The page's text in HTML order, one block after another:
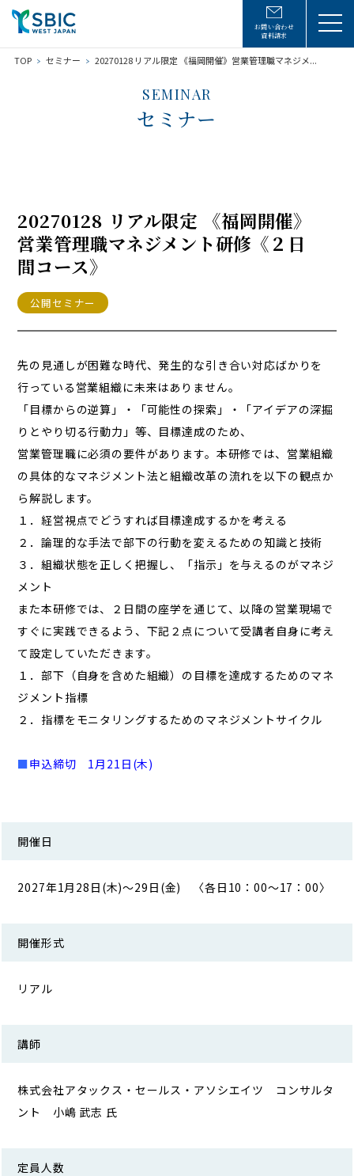
お問い合わせ
資料請求
TOP セミナー 20270128 リアル限定 《福岡開催》営業管理職マネジメ...
SEMINAR
セミナー
20270128 リアル限定 《福岡開催》
営業管理職マネジメント研修《２日
間コース》
公開セミナー
先の見通しが困難な時代、発生的な引き合い対応ばかりを
行っている営業組織に未来はありません。
「目標からの逆算」・「可能性の探索」・「アイデアの深掘
りとやり切る行動力」等、目標達成のため、
営業管理職に必須の要件があります。本研修では、営業組織
の具体的なマネジメント法と組織改革の流れを以下の観点か
ら解説します。
１．経営視点でどうすれば目標達成するかを考える
２．論理的な手法で部下の行動を変えるための知識と技術
３．組織状態を正しく把握し、「指示」を与えるのがマネジ
メント
また本研修では、２日間の座学を通じて、以降の営業現場で
すぐに実践できるよう、下記２点について受講者自身に考え
て設定していただきます。
１．部下（自身を含めた組織）の目標を達成するためのマネ
ジメント指標
２．指標をモニタリングするためのマネジメントサイクル
■申込締切 1月21日(木)
開催日
2027年1月28日(木)～29日(金) 〈各日10：00～17：00〉
開催形式
リアル
講師
株式会社アタックス・セールス・アソシエイツ コンサルタ
ント 小嶋 武志 氏
定員人数